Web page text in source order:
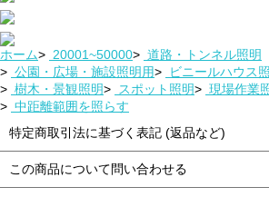
ホーム> 20001~50000> 道路・トンネル照明
> 公園・広場・施設照明用> ビニールハウス
> 樹木・景観照明> スポット照明> 現場作業
> 中距離範囲を照らす
特定商取引法に基づく表記 (返品など)
この商品について問い合わせる